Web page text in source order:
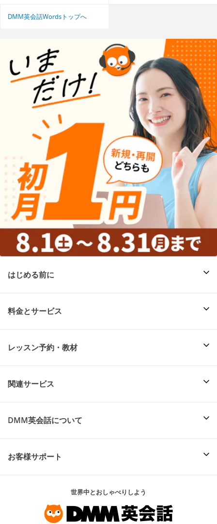
DMM英会話Wordsトップへ
はじめる前に
料金とサービス
レッスン予約・教材
関連サービス
DMM英会話について
お客様サポート
世界中とおしゃべりしよう